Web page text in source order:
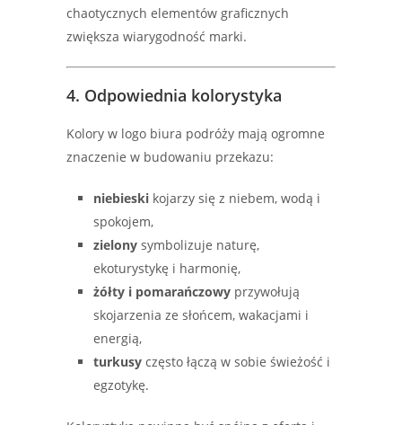
chaotycznych elementów graficznych
zwiększa wiarygodność marki.
4. Odpowiednia kolorystyka
Kolory w logo biura podróży mają ogromne
znaczenie w budowaniu przekazu:
niebieski kojarzy się z niebem, wodą i
spokojem,
zielony symbolizuje naturę,
ekoturystykę i harmonię,
żółty i pomarańczowy przywołują
skojarzenia ze słońcem, wakacjami i
energią,
turkusy często łączą w sobie świeżość i
egzotykę.